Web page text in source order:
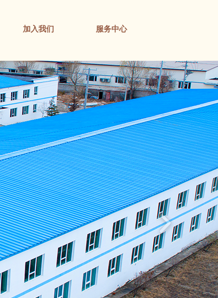
加入我们 服务中心